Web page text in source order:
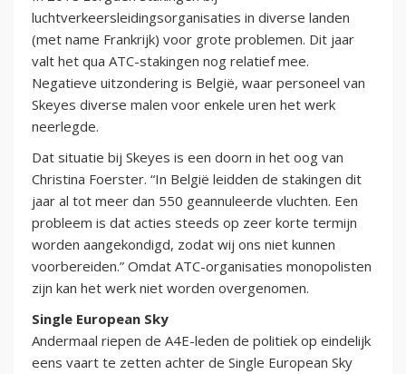
luchtverkeersleidingsorganisaties in diverse landen
(met name Frankrijk) voor grote problemen. Dit jaar
valt het qua ATC-stakingen nog relatief mee.
Negatieve uitzondering is België, waar personeel van
Skeyes diverse malen voor enkele uren het werk
neerlegde.
Dat situatie bij Skeyes is een doorn in het oog van
Christina Foerster. “In België leidden de stakingen dit
jaar al tot meer dan 550 geannuleerde vluchten. Een
probleem is dat acties steeds op zeer korte termijn
worden aangekondigd, zodat wij ons niet kunnen
voorbereiden.” Omdat ATC-organisaties monopolisten
zijn kan het werk niet worden overgenomen.
Single European Sky
Andermaal riepen de A4E-leden de politiek op eindelijk
eens vaart te zetten achter de Single European Sky